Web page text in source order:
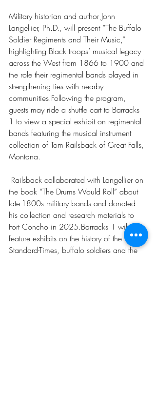
Military historian and author John
Langellier, Ph.D., will present “The Buffalo
Soldier Regiments and Their Music,”
highlighting Black troops’ musical legacy
across the West from 1866 to 1900 and
the role their regimental bands played in
strengthening ties with nearby
communities.Following the program,
guests may ride a shuttle cart to Barracks
1 to view a special exhibit on regimental
bands featuring the musical instrument
collection of Tom Railsback of Great Falls,
Montana.
the book “The Drums Would Roll” about
late-1800s military bands and donated
his collection and research materials to
Fort Concho in 2025.Barracks 1 will also
feature exhibits on the history of the
Standard-Times, buffalo soldiers and the